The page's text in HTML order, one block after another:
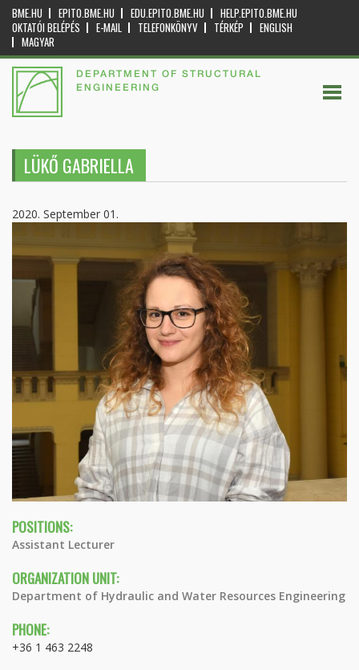
BME.HU EPITO.BME.HU EDU.EPITO.BME.HU
HELP.EPITO.BME.HU
OKTATÓI BELÉPÉS
E-MAIL TELEFONKÖNYV TÉRKÉP
ENGLISH
MAGYAR
DEPARTMENT OF STRUCTURAL
ENGINEERING
LÜKŐ GABRIELLA
2020. September 01.
POSITIONS:
Assistant Lecturer
ORGANIZATION UNIT:
Department of Hydraulic and Water Resources Engineering
PHONE:
+36 1 463 2248